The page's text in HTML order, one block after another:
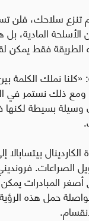
تنزع سلاحك، فلن
المادية، بل
الطريقة فقط يمكن
نملك الكلمة
ذلك نستمر في
بسيطة لكنها
الكاردينال
الصراعات.
أصغر المبادرات
حمل هذه